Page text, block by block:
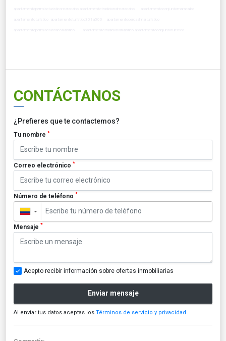
CONTÁCTANOS
¿Prefieres que te contactemos?
Tu nombre *
Correo electrónico *
Número de teléfono *
▼
Mensaje *
Acepto recibir información sobre ofertas inmobiliarias
Enviar mensaje
Al enviar tus datos aceptas los Términos de servicio y privacidad